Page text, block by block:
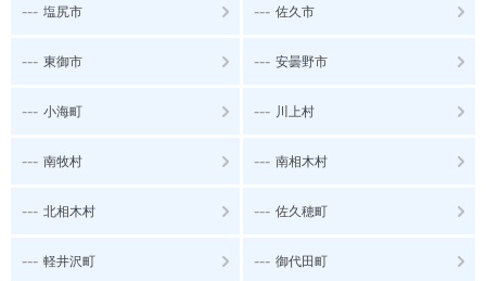
--- 塩尻市 --- 佐久市
--- 東御市 --- 安曇野市
--- 小海町 --- 川上村
--- 南牧村 --- 南相木村
--- 北相木村 --- 佐久穂町
--- 軽井沢町 --- 御代田町